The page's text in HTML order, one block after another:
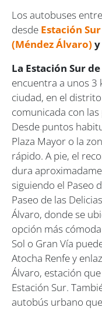
Los autobuses
desde Estación
(Méndez Álvaro)
La Estación Sur
encuentra a unos 3
ciudad, en el
comunicada con
Desde puntos
Plaza Mayor o la
rápido. A pie, el
dura
siguiendo el Paseo
Paseo de las
Álvaro, donde se
opción más
Sol o Gran Vía
Atocha Renfe y
Álvaro, estación
Estación Sur.
autobús urbano